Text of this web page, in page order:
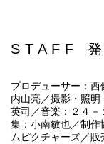
STAFF 発
プロデューサー：西
内山亮／撮影・照
英司／音楽：２４
集：小南敏也／制
ムピクチャーズ／販